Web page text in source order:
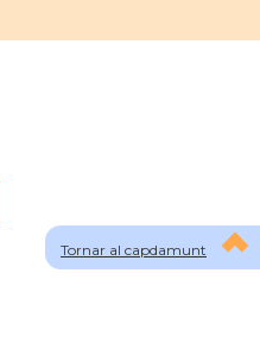
Tornar al capdamunt